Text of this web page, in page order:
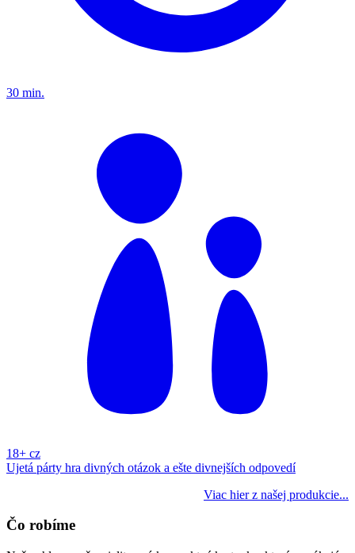
30 min.
18+ cz
Ujetá párty hra divných otázok a ešte divnejších odpovedí
Viac hier z našej produkcie...
Čo robíme